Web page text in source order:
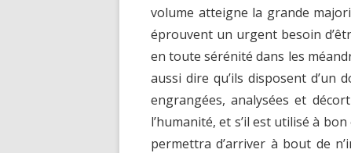
volume atteigne la grande
éprouvent un urgent besoin
en toute sérénité dans les
aussi dire qu’ils disposent d’un
engrangées, analysées et
l’humanité, et s’il est utilisé à
permettra d’arriver à bout de